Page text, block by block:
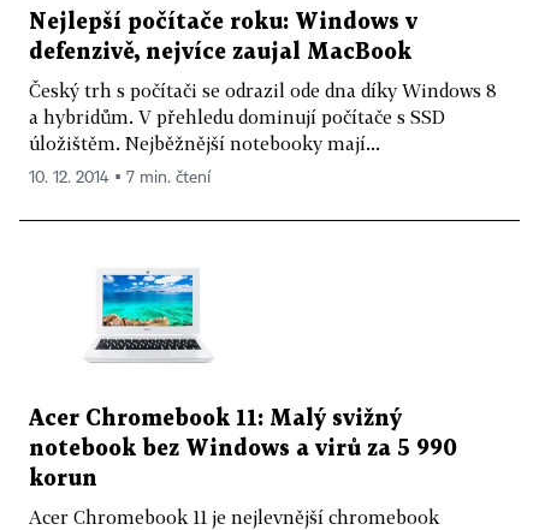
Nejlepší počítače roku: Windows v
defenzivě, nejvíce zaujal MacBook
Český trh s počítači se odrazil ode dna díky Windows 8
a hybridům. V přehledu dominují počítače s SSD
úložištěm. Nejběžnější notebooky mají...
10. 12. 2014 ▪ 7 min. čtení
Acer Chromebook 11: Malý svižný
notebook bez Windows a virů za 5 990
korun
Acer Chromebook 11 je nejlevnější chromebook